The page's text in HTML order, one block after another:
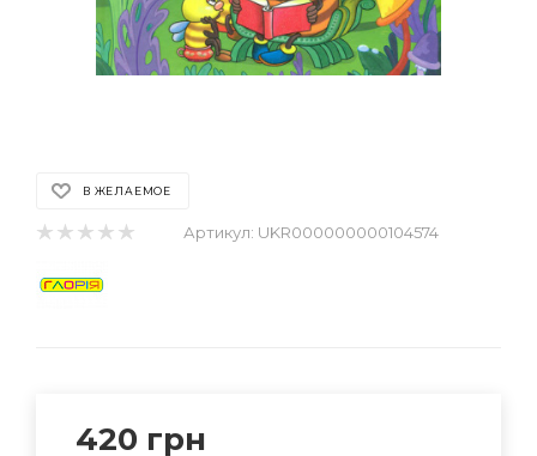
В ЖЕЛАЕМОЕ
Артикул: UKR000000000104574
420 грн